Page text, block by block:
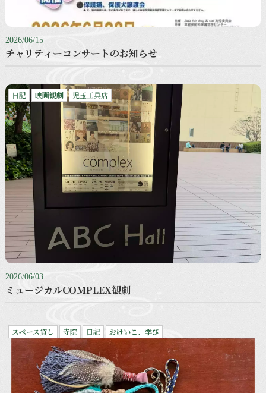
2026/06/15
チャリティーコンサートのお知らせ
日記 映画観劇 児玉工具店
2026/06/03
ミュージカルCOMPLEX観劇
スペース貸し 寺院 日記 おけいこ、学び